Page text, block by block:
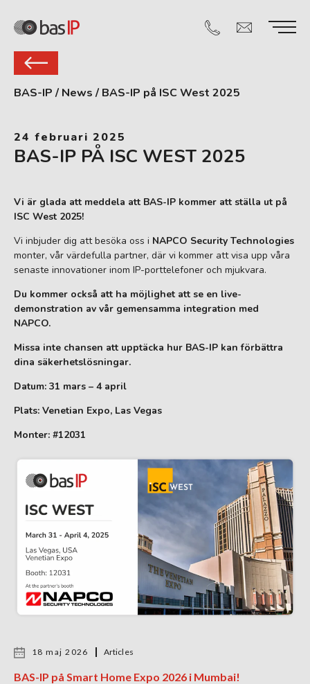
BAS-IP / News / BAS-IP på ISC West 2025
24 februari 2025
BAS-IP PÅ ISC WEST 2025
Vi är glada att meddela att BAS-IP kommer att ställa ut på
ISC West 2025!
Vi inbjuder dig att besöka oss i NAPCO Security Technologies
monter, vår värdefulla partner, där vi kommer att visa upp våra
senaste innovationer inom IP-porttelefoner och mjukvara.
Du kommer också att ha möjlighet att se en live-
demonstration av vår gemensamma integration med
NAPCO.
Missa inte chansen att upptäcka hur BAS-IP kan förbättra
dina säkerhetslösningar.
Datum: 31 mars – 4 april
Plats: Venetian Expo, Las Vegas
Monter: #12031
18 maj 2026 Articles
BAS-IP på Smart Home Expo 2026 i Mumbai!